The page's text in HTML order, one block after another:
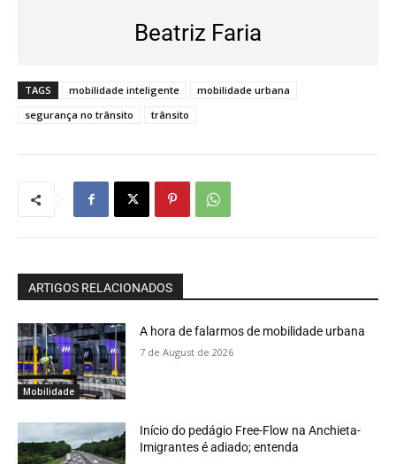
Beatriz Faria
TAGS mobilidade inteligente
mobilidade urbana
segurança no trânsito
trânsito
ARTIGOS RELACIONADOS
Mobilidade
A hora de falarmos de mobilidade urbana
7 de August de 2026
Início do pedágio Free-Flow na Anchieta-
Imigrantes é adiado; entenda